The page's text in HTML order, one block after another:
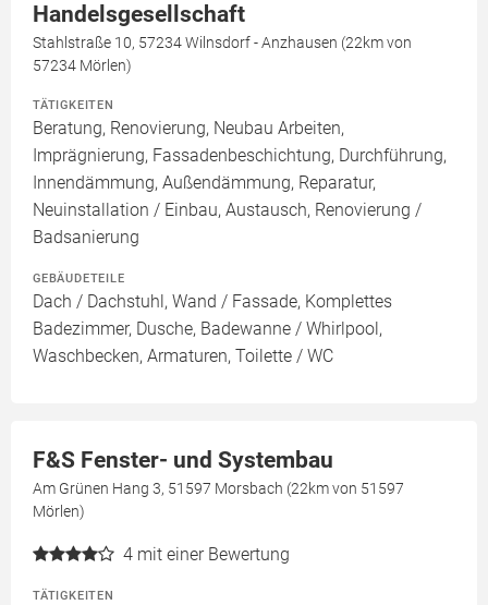
Handelsgesellschaft
Stahlstraße 10, 57234 Wilnsdorf - Anzhausen (22km von
57234 Mörlen)
TÄTIGKEITEN
Beratung, Renovierung, Neubau Arbeiten,
Imprägnierung, Fassadenbeschichtung, Durchführung,
Innendämmung, Außendämmung, Reparatur,
Neuinstallation / Einbau, Austausch, Renovierung /
Badsanierung
GEBÄUDETEILE
Dach / Dachstuhl, Wand / Fassade, Komplettes
Badezimmer, Dusche, Badewanne / Whirlpool,
Waschbecken, Armaturen, Toilette / WC
F&S Fenster- und Systembau
Am Grünen Hang 3, 51597 Morsbach (22km von 51597
Mörlen)
4 mit einer Bewertung
TÄTIGKEITEN